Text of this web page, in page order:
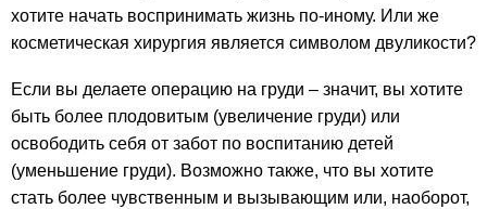
хотите начать воспринимать жизнь по-иному. Или же
косметическая хирургия является символом двуликости?
Если вы делаете операцию на груди – значит, вы хотите
быть более плодовитым (увеличение груди) или
освободить себя от забот по воспитанию детей
(уменьшение груди). Возможно также, что вы хотите
стать более чувственным и вызывающим или, наоборот,